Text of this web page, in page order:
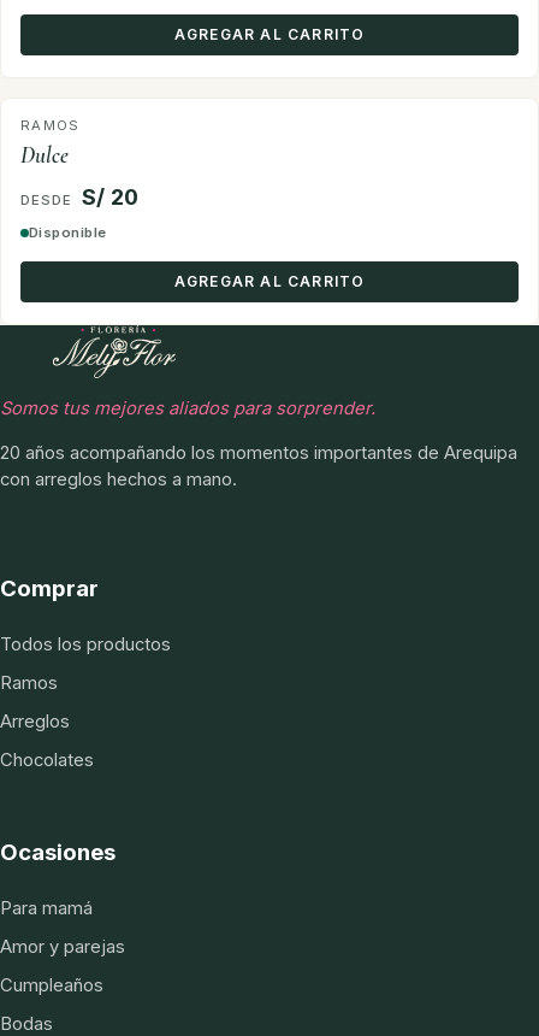
AGREGAR AL CARRITO
RAMOS
Dulce
S/ 20
Disponible
AGREGAR AL CARRITO
Somos tus mejores aliados para sorprender.
20 años acompañando los momentos importantes de Arequipa
con arreglos hechos a mano.
Comprar
Todos los productos
Ramos
Arreglos
Chocolates
Ocasiones
Para mamá
Amor y parejas
Cumpleaños
Bodas